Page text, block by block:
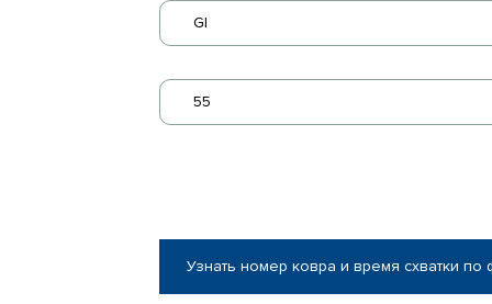
GI
55
Узнать номер ковра и время схватки по